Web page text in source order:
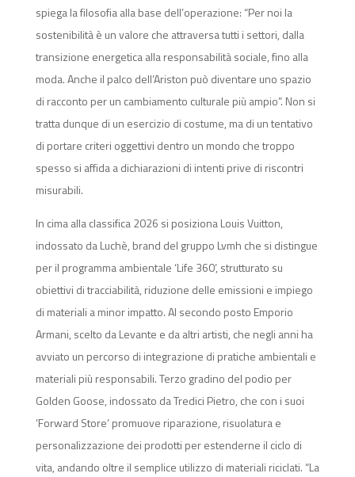
spiega la filosofia alla base dell’operazione: “Per noi la
sostenibilità è un valore che attraversa tutti i settori, dalla
transizione energetica alla responsabilità sociale, fino alla
moda. Anche il palco dell’Ariston può diventare uno spazio
di racconto per un cambiamento culturale più ampio”. Non si
tratta dunque di un esercizio di costume, ma di un tentativo
di portare criteri oggettivi dentro un mondo che troppo
spesso si affida a dichiarazioni di intenti prive di riscontri
misurabili.
In cima alla classifica 2026 si posiziona Louis Vuitton,
indossato da Luchè, brand del gruppo Lvmh che si distingue
per il programma ambientale ‘Life 360’, strutturato su
obiettivi di tracciabilità, riduzione delle emissioni e impiego
di materiali a minor impatto. Al secondo posto Emporio
Armani, scelto da Levante e da altri artisti, che negli anni ha
avviato un percorso di integrazione di pratiche ambientali e
materiali più responsabili. Terzo gradino del podio per
Golden Goose, indossato da Tredici Pietro, che con i suoi
‘Forward Store’ promuove riparazione, risuolatura e
personalizzazione dei prodotti per estenderne il ciclo di
vita, andando oltre il semplice utilizzo di materiali riciclati. “La